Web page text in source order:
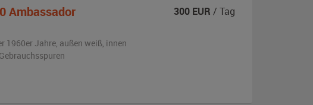
Ambassador
1960er Jahre, außen weiß, innen
300 EUR / Tag